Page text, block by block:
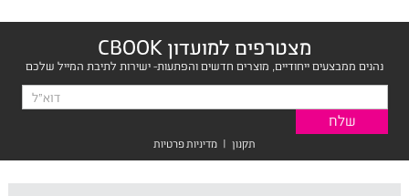
מצטרפים למועדון CBOOK
נהנים ממבצעים ייחודיים, מוצרים חדשים והפתעות- ישירות לתיבת המייל שלכם
תקנון | מדיניות פרטיות